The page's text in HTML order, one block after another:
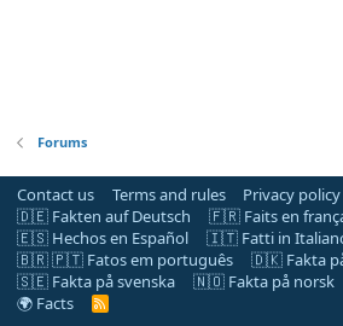
Forums
Contact us Terms and rules Privacy policy
🇩🇪 Fakten auf Deutsch
🇫🇷 Faits en
🇪🇸 Hechos en Español
🇮🇹 Fatti in
🇧🇷 🇵🇹 Fatos em português
🇩🇰 Fakta
🇸🇪 Fakta på svenska
🇳🇴 Fakta på norsk
🌍 Facts
R